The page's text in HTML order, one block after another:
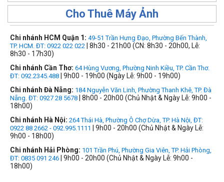
Cho Thuê Máy Ảnh
Chi nhánh HCM Quận 1: 49-51 Trần Hưng Đạo, Phường Bến Thành,
TP. HCM. ĐT: 0922 022 022 | 8h30 - 21h00 (CN: 8h30 - 20h00, Lễ:
8h30 - 17h30)
Chi nhánh Cần Thơ: 64 Hùng Vương, Phường Ninh Kiều, TP. Cần Thơ.
ĐT: 092.2345.488 | 9h00 - 19h00 (Ngày Lễ: 9h00 - 19h00)
Chi nhánh Đà Nẵng: 184 Nguyễn Văn Linh, Phường Thanh Khê, TP. Đà
Nẵng. ĐT: 0927 28 5678 | 8h00 - 20h00 (Chủ Nhật & Ngày Lễ: 9h00 -
18h00)
Chi nhánh Hà Nội: 264 Thái Hà, Phường Ô Chợ Dừa, TP. Hà Nội, ĐT:
0922 88 2662 - 092.995.1111
| 9h00 - 20h00 (Chủ Nhật & Ngày Lễ:
9h00 - 18h00)
Chi nhánh Hải Phòng: 101 Trần Phú, Phường Gia Viên, TP. Hải Phòng,
ĐT: 0835 091 246 | 9h00 - 20h00 (Chủ Nhật & Ngày Lễ: 9h00 -
18h00)